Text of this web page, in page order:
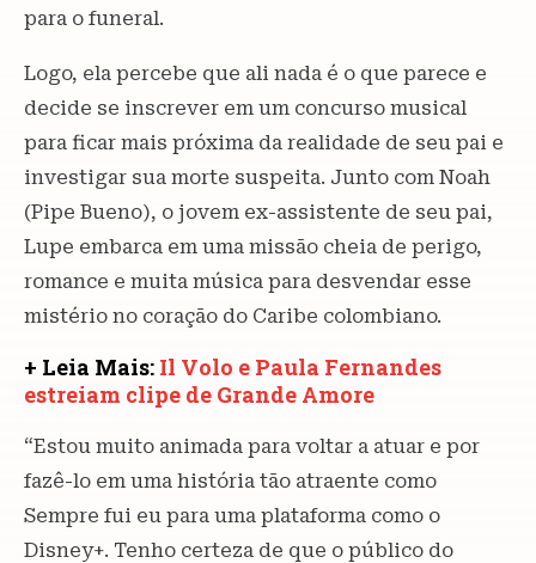
para o funeral.
Logo, ela percebe que ali nada é o que parece e
decide se inscrever em um concurso musical
para ficar mais próxima da realidade de seu pai e
investigar sua morte suspeita. Junto com Noah
(Pipe Bueno), o jovem ex-assistente de seu pai,
Lupe embarca em uma missão cheia de perigo,
romance e muita música para desvendar esse
mistério no coração do Caribe colombiano.
+ Leia Mais: Il Volo e Paula Fernandes
estreiam clipe de Grande Amore
“Estou muito animada para voltar a atuar e por
fazê-lo em uma história tão atraente como
Sempre fui eu para uma plataforma como o
Disney+. Tenho certeza de que o público do